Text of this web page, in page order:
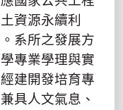
資源永續利
系所之發展方
專業學理與實
建開發培育專
具人文氣息、